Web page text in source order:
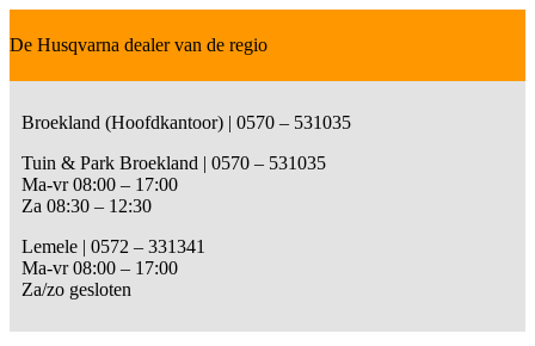
De Husqvarna dealer van de regio
Broekland (Hoofdkantoor) | 0570 – 531035
Tuin & Park Broekland | 0570 – 531035
Ma-vr 08:00 – 17:00
Za 08:30 – 12:30
Lemele | 0572 – 331341
Ma-vr 08:00 – 17:00
Za/zo gesloten